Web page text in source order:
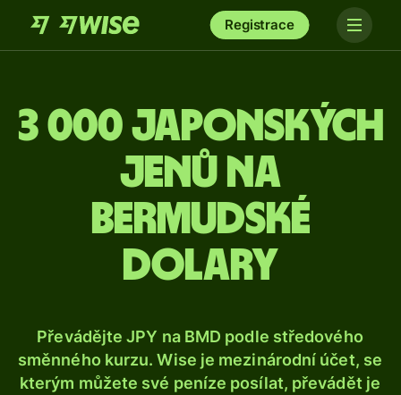
Registrace
3 000 japonských
jenů na
bermudské
dolary
Převádějte JPY na BMD podle středového
směnného kurzu. Wise je mezinárodní účet, se
kterým můžete své peníze posílat, převádět je